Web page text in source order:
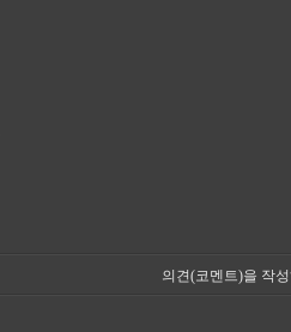
의견(코멘트)을 작